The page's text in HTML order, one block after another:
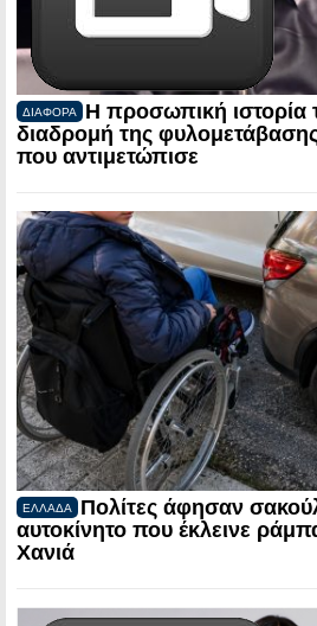
ΔΙΑΦΟΡΑ
Η προσωπική ιστορία
διαδρομή της
που αντιμετώπισε
ΕΛΛΑΔΑ
Πολίτες άφησαν
αυτοκίνητο που έκλεινε
Χανιά